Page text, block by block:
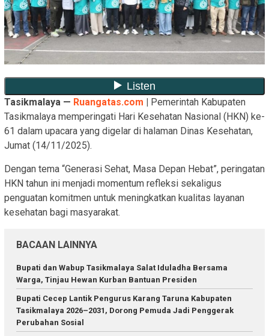
Tasikmalaya — Ruangatas.com | Pemerintah Kabupaten
Tasikmalaya memperingati Hari Kesehatan Nasional (HKN) ke-
61 dalam upacara yang digelar di halaman Dinas Kesehatan,
Jumat (14/11/2025).
Dengan tema “Generasi Sehat, Masa Depan Hebat”, peringatan
HKN tahun ini menjadi momentum refleksi sekaligus
penguatan komitmen untuk meningkatkan kualitas layanan
kesehatan bagi masyarakat.
BACAAN LAINNYA
Bupati dan Wabup Tasikmalaya Salat Iduladha Bersama
Warga, Tinjau Hewan Kurban Bantuan Presiden
Bupati Cecep Lantik Pengurus Karang Taruna Kabupaten
Tasikmalaya 2026–2031, Dorong Pemuda Jadi Penggerak
Perubahan Sosial